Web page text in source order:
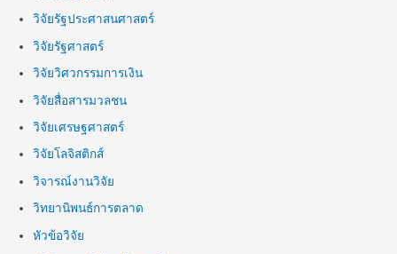
วิจัยรัฐประศาสนศาสตร์
วิจัยรัฐศาสตร์
วิจัยวิศวกรรมการเงิน
วิจัยสื่อสารมวลชน
วิจัยเศรษฐศาสตร์
วิจัยโลจิสติกส์
วิจารณ์งานวิจัย
วิทยานิพนธ์การตลาด
หัวข้อวิจัย